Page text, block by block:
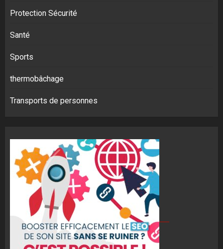
Protection Sécurité
Santé
Sports
thermobâchage
Transports de personnes